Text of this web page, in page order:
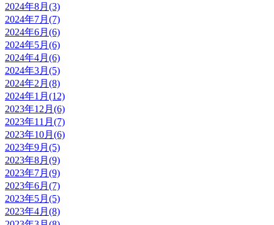
2024年8月(3)
2024年7月(7)
2024年6月(6)
2024年5月(6)
2024年4月(6)
2024年3月(5)
2024年2月(8)
2024年1月(12)
2023年12月(6)
2023年11月(7)
2023年10月(6)
2023年9月(5)
2023年8月(9)
2023年7月(9)
2023年6月(7)
2023年5月(5)
2023年4月(8)